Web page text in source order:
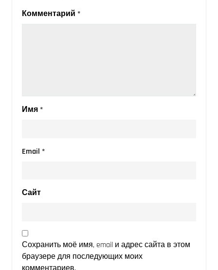
Комментарий *
Имя *
Email *
Сайт
Сохранить моё имя, email и адрес сайта в этом
браузере для последующих моих